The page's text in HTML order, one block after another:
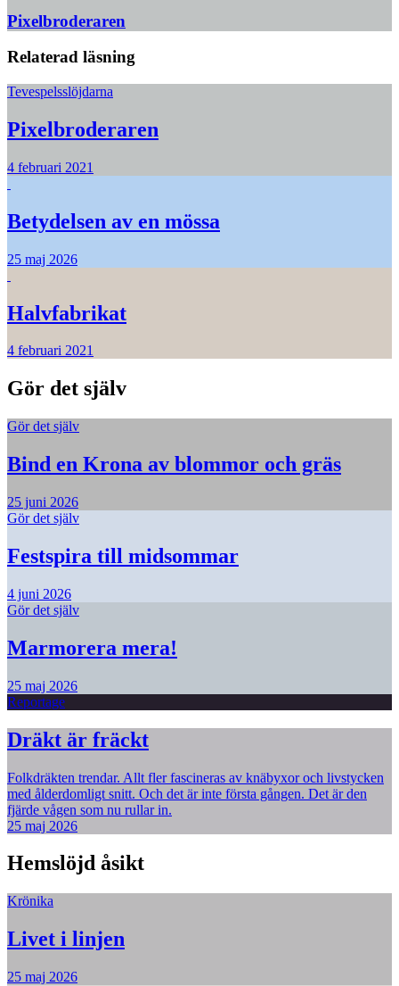
Pixelbroderaren
Relaterad läsning
Tevespelsslöjdarna
Pixelbroderaren
4 februari 2021
Betydelsen av en mössa
25 maj 2026
Halvfabrikat
4 februari 2021
Gör det själv
Gör det själv
Bind en Krona av blommor och gräs
25 juni 2026
Gör det själv
Festspira till midsommar
4 juni 2026
Gör det själv
Marmorera mera!
25 maj 2026
Reportage
Dräkt är fräckt
Folkdräkten trendar. Allt fler fascineras av knäbyxor och livstycken
med ålderdomligt snitt. Och det är inte första gången. Det är den
fjärde vågen som nu rullar in.
25 maj 2026
Hemslöjd åsikt
Krönika
Livet i linjen
25 maj 2026